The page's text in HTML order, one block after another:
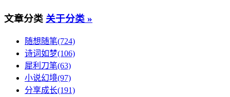
文章分类 关于分类 »
随想随笔(724)
诗词如梦(106)
犀利刀笔(63)
小说幻境(97)
分享成长(191)